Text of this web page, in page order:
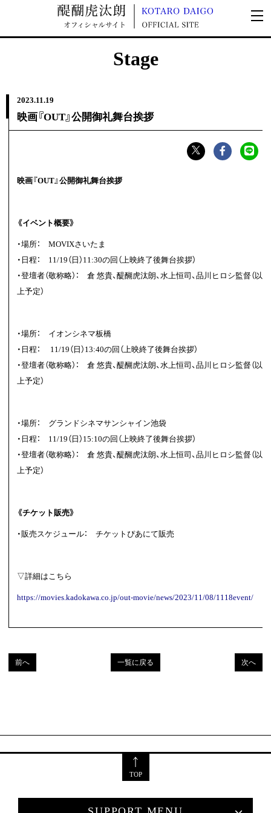
Stage
2023.11.19
映画『OUT』公開御礼舞台挨拶
映画『OUT』公開御礼舞台挨拶
《イベント概要》
・場所： MOVIXさいたま
・日程： 11/19（日）11:30の回（上映終了後舞台挨拶）
・登壇者（敬称略）： 倉 悠貴、醍醐虎汰朗、水上恒司 、品川ヒロシ監督（以
上予定）
・場所： イオンシネマ板橋
・日程： 11/19（日）13:40の回（上映終了後舞台挨拶）
・登壇者（敬称略）： 倉 悠貴、醍醐虎汰朗、水上恒司 、品川ヒロシ監督（以
上予定）
・場所： グランドシネマサンシャイン池袋
・日程： 11/19（日）15:10の回（上映終了後舞台挨拶）
・登壇者（敬称略）： 倉 悠貴、醍醐虎汰朗、水上恒司 、品川ヒロシ監督（以
上予定）
《チケット販売》
・販売スケジュール： チケットぴあにて販売
▽詳細はこちら
https://movies.kadokawa.co.jp/out-movie/news/2023/11/08/1118event/
前へ 一覧に戻る 次へ
TOP